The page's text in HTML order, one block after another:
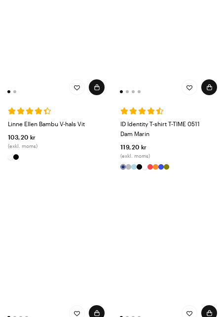
Linne Ellen Bambu V-hals Vit
103,20 kr
(exkl. moms)
ID Identity T-shirt T-TIME 0511
Dam Marin
119,20 kr
(exkl. moms)